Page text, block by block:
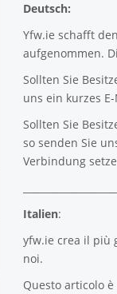
Deutsch:
Yfw.ie schafft
aufgenommen.
Sollten Sie
uns ein kurzes
Sollten Sie
so senden Sie
Verbindung
Italien:
yfw.ie crea il più
noi.
Questo articolo